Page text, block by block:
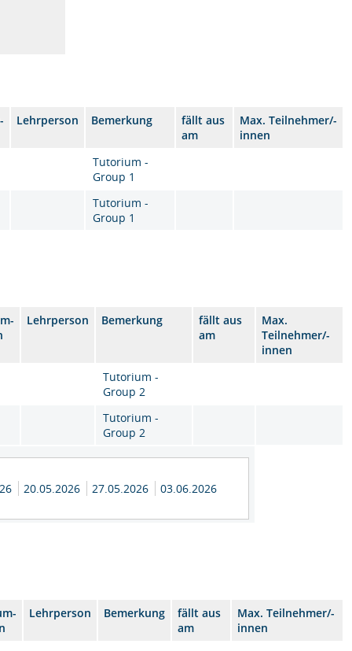
Lehrperson Bemerkung
fällt aus
am
Max. Teilnehmer/-
innen
Tutorium -
Group 1
Tutorium -
Group 1
Lehrperson Bemerkung
fällt aus
am
Max.
Teilnehmer/-
innen
Tutorium -
Group 2
Tutorium -
Group 2
20.05.2026 27.05.2026
03.06.2026
Lehrperson Bemerkung
fällt aus
am
Max. Teilnehmer/-
innen